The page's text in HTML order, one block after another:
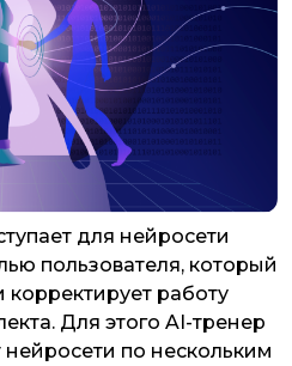
для нейросети
пользователя, который
корректирует работу
Для этого AI-тренер
по нескольким